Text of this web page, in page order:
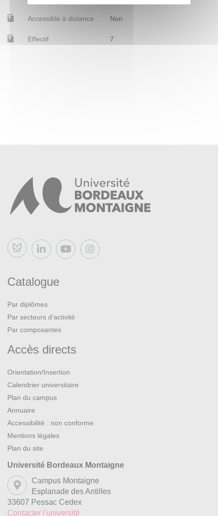
Accessible à distance Non
Effectif 7
Bluesky
Catalogue
Par diplômes
Par secteurs d’activité
Par composantes
Accès directs
Orientation/Insertion
Calendrier universitaire
Plan du campus
Annuaire
Accessibilité : non conforme
Mentions légales
Plan du site
Université Bordeaux Montaigne
Campus Montaigne
Esplanade des Antilles
33607 Pessac Cedex
Contacter l'université